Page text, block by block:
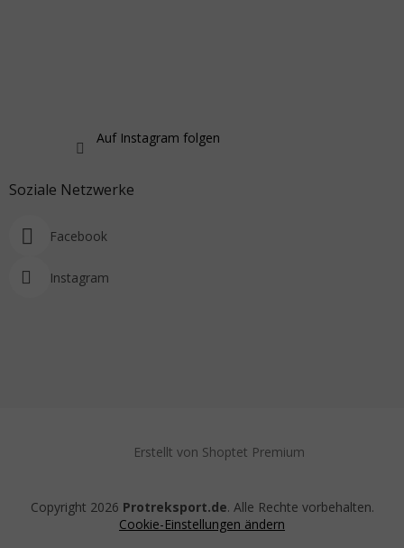
Auf Instagram folgen
Soziale Netzwerke
Facebook
Instagram
Erstellt von Shoptet Premium
Copyright 2026 Protreksport.de. Alle Rechte vorbehalten.
Cookie-Einstellungen ändern